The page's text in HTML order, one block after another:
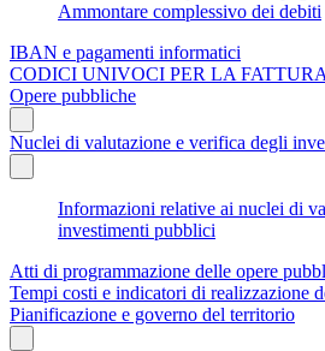
Ammontare complessivo dei debiti
IBAN e pagamenti informatici
CODICI UNIVOCI PER LA
Opere pubbliche
Nuclei di valutazione e verifica degli
Informazioni relative ai nuclei di
investimenti pubblici
Atti di programmazione delle opere
Tempi costi e indicatori di realizzazione
Pianificazione e governo del territorio